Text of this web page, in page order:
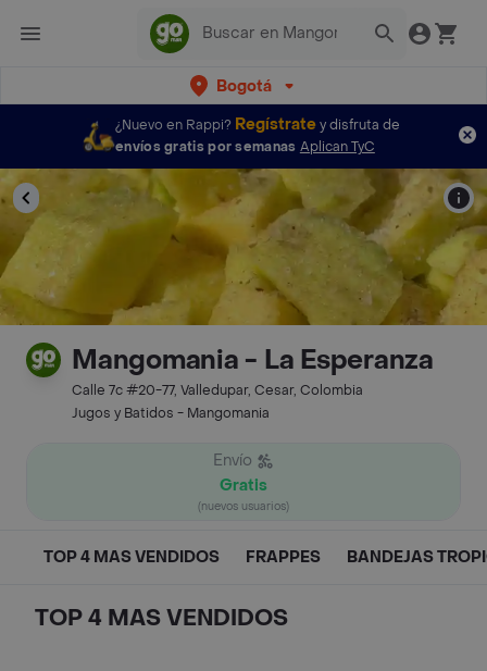
Bogotá
¿Nuevo en Rappi? Regístratey disfruta de
envíos gratis por semanas Aplican TyC
Mangomania - La Esperanza
Calle 7c #20-77, Valledupar, Cesar, Colombia
Jugos y Batidos - Mangomania
Envío
Gratis
(nuevos usuarios)
TOP 4 MAS VENDIDOS FRAPPES BANDEJAS
TOP 4 MAS VENDIDOS